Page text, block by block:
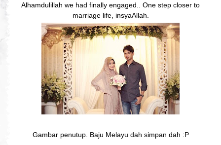
Alhamdulillah we had finally engaged.. One step closer to
marriage life, insyaAllah.
Gambar penutup. Baju Melayu dah simpan dah :P